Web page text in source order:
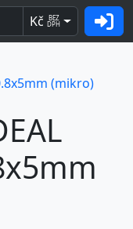
Kč BEZ
DPH
(mikro)